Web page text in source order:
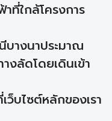
ที่ใกล้โครงการ
บางนาประมาณ
งลัดโดยเดินเข้า
บไซต์หลักของเรา